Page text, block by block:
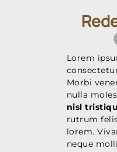
Lorem
Morbi
nulla
nisl
rutrum
lorem.
neque